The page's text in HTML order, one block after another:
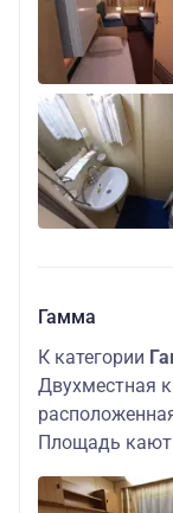
Гамма
К категории
Двухместная
Площадь